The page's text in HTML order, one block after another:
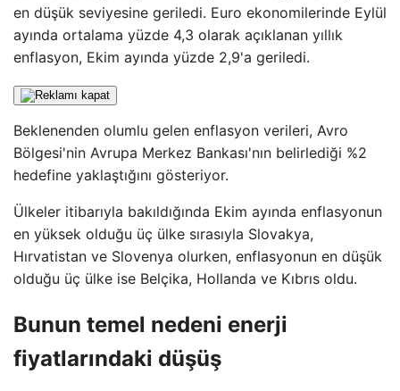
en düşük seviyesine geriledi. Euro ekonomilerinde Eylül
ayında ortalama yüzde 4,3 olarak açıklanan yıllık
enflasyon, Ekim ayında yüzde 2,9'a geriledi.
Beklenenden olumlu gelen enflasyon verileri, Avro
Bölgesi'nin Avrupa Merkez Bankası'nın belirlediği %2
hedefine yaklaştığını gösteriyor.
Ülkeler itibarıyla bakıldığında Ekim ayında enflasyonun
en yüksek olduğu üç ülke sırasıyla Slovakya,
Hırvatistan ve Slovenya olurken, enflasyonun en düşük
olduğu üç ülke ise Belçika, Hollanda ve Kıbrıs oldu.
Bunun temel nedeni enerji
fiyatlarındaki düşüş